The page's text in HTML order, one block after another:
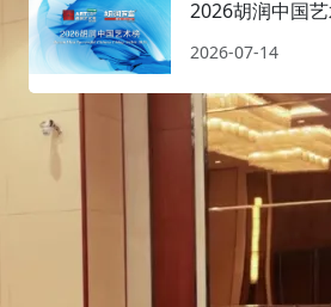
2026胡润中国
2026-07-14